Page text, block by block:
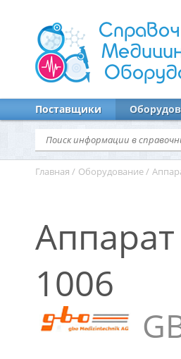
Поставщики
Главная / Оборудование /
1006